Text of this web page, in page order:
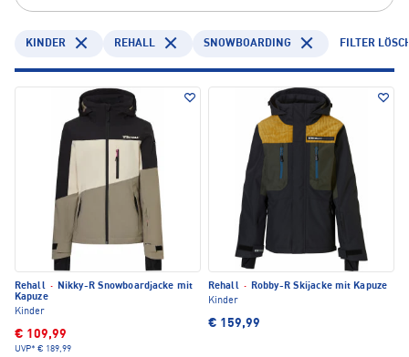
KINDER REHALL SNOWBOARDING FILTER
Rehall ·
Nikky-R Snowboardjacke mit
Kapuze
Kinder
€ 109,99
UVP* € 189,99
Rehall ·
Robby-R Skijacke mit Kapuze
Kinder
€ 159,99